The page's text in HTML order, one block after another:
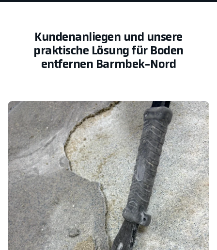
Kundenanliegen und unsere
praktische Lösung für Boden
entfernen Barmbek-Nord